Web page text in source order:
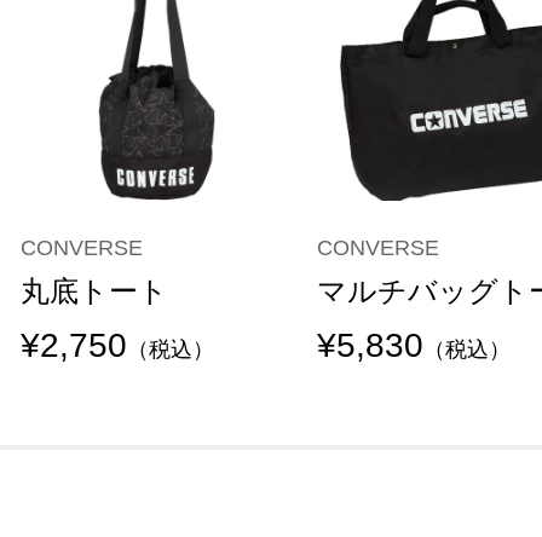
CONVERSE
丸底トート
¥2,750 （税込）
CONVERSE
マルチバッグト
¥5,830 （税込）